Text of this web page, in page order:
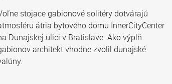
stojace gabionové solitéry dotvárajú
átria bytového domu InnerCityCenter
Dunajskej ulici v Bratislave. Ako výplň
architekt vhodne zvolil dunajské